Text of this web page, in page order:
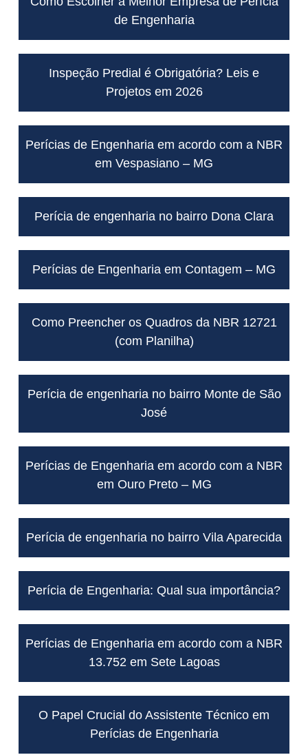
de Engenharia
Inspeção Predial é Obrigatória? Leis e
Projetos em 2026
Perícias de Engenharia em acordo com a NBR
em Vespasiano – MG
Perícia de engenharia no bairro Dona Clara
Perícias de Engenharia em Contagem – MG
Como Preencher os Quadros da NBR 12721
(com Planilha)
Perícia de engenharia no bairro Monte de São
José
Perícias de Engenharia em acordo com a NBR
em Ouro Preto – MG
Perícia de engenharia no bairro Vila Aparecida
Perícia de Engenharia: Qual sua importância?
Perícias de Engenharia em acordo com a NBR
13.752 em Sete Lagoas
O Papel Crucial do Assistente Técnico em
Perícias de Engenharia